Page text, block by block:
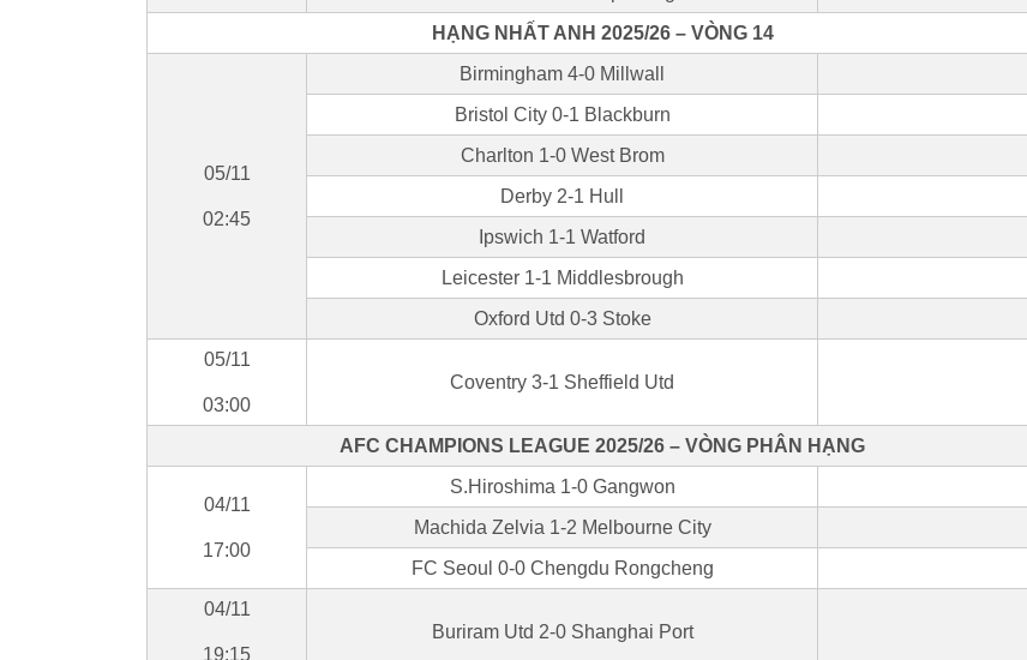
HẠNG NHẤT ANH 2025/26 – VÒNG 14
05/11
02:45
Birmingham 4-0 Millwall
Bristol City 0-1 Blackburn
Charlton 1-0 West Brom
Derby 2-1 Hull
Ipswich 1-1 Watford
Leicester 1-1 Middlesbrough
Oxford Utd 0-3 Stoke
05/11
03:00
Coventry 3-1 Sheffield Utd
AFC CHAMPIONS LEAGUE 2025/26 – VÒNG PHÂN HẠNG
04/11
17:00
S.Hiroshima 1-0 Gangwon
Machida Zelvia 1-2 Melbourne City
FC Seoul 0-0 Chengdu Rongcheng
04/11
19:15
Buriram Utd 2-0 Shanghai Port